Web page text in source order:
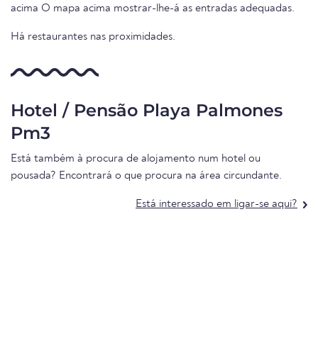
acima O mapa acima mostrar-lhe-á as entradas adequadas.
Há restaurantes nas proximidades.
Hotel / Pensão Playa Palmones
Pm3
Está também à procura de alojamento num hotel ou
pousada? Encontrará o que procura na área circundante.
Está interessado em ligar-se aqui?